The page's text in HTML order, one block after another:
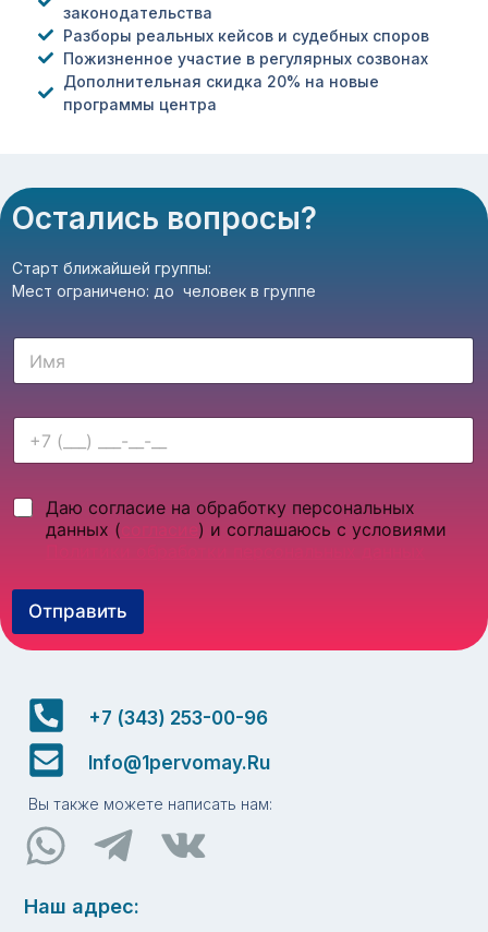
законодательства
Разборы реальных кейсов и судебных споров
Пожизненное участие в регулярных созвонах
Дополнительная скидка 20% на новые
программы центра
Остались вопросы?
Старт ближайшей группы:
Мест ограничено: до человек в группе
И
я
м
я
б
к
Т
к
т
я
т
р
Ч
о
с
ы
Даю согласие на обработку персональных
данных (согласие) и соглашаюсь с условиями
Отправить
+7 (343) 253-00-96
Info@1pervomay.ru
Вы также можете написать нам:
Наш адрес: